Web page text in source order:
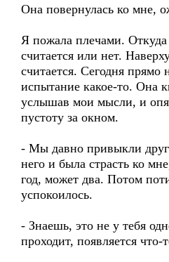
Она повернулась ко мне,
Я пожала плечами. Откуда
считается или нет.
считается. Сегодня прямо
испытание какое-то. Она
услышав мои мысли, и
пустоту за окном.
- Мы давно привыкли
него и была страсть ко
год, может два. Потом
успокоилось.
- Знаешь, это не у тебя
проходит, появляется что-